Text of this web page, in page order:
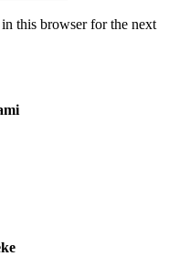
this browser for the next